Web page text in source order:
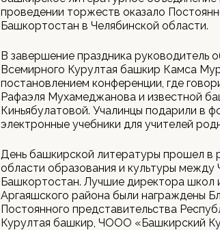
проведении торжеств оказало
Башкортостан в Челябинской области.
В завершение праздника руководитель
Всемирного Курултая башкир Камса
постановлением конференции, где
Рафаэля Мухамеджанова и известной
Киньябулатовой. Учалинцы подарили в
электронные учебники для учителей
День башкирской литературы прошел в
области образования и культуры
Башкортостан. Лучшие директора школ
Аргаяшского района были награждены
Постоянного представительства
Курултая башкир, ЧООО «Башкирский